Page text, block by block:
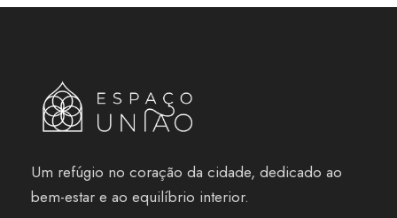
Um refúgio no coração da cidade, dedicado ao
bem-estar e ao equilíbrio interior.